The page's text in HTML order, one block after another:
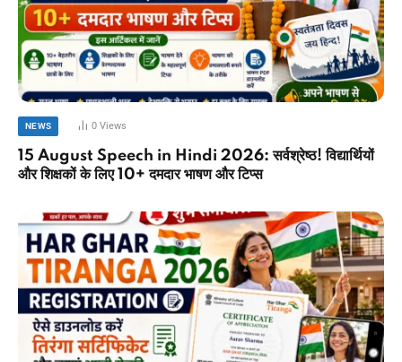
NEWS 0Views
15 August Speech in Hindi 2026: सर्वश्रेष्ठ! विद्यार्थियों
और शिक्षकों के लिए 10+ दमदार भाषण और टिप्स